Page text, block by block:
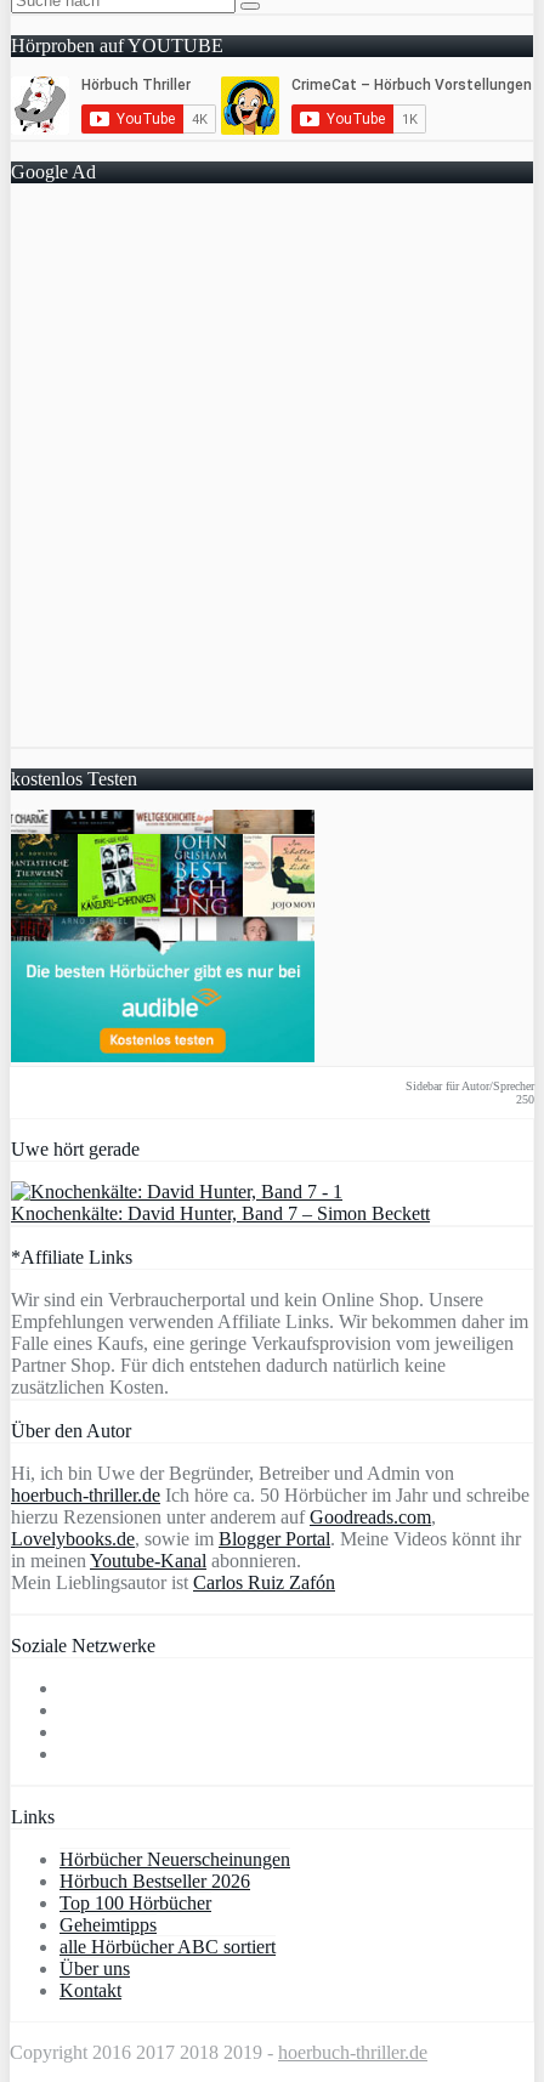
Hörproben auf YOUTUBE
Google Ad
kostenlos Testen
Sidebar für Autor/Sprecher
250
Uwe hört gerade
Knochenkälte: David Hunter, Band 7 – Simon Beckett
*Affiliate Links
Wir sind ein Verbraucherportal und kein Online Shop. Unsere
Empfehlungen verwenden Affiliate Links. Wir bekommen daher im
Falle eines Kaufs, eine geringe Verkaufsprovision vom jeweiligen
Partner Shop. Für dich entstehen dadurch natürlich keine
zusätzlichen Kosten.
Über den Autor
Hi, ich bin Uwe der Begründer, Betreiber und Admin von
hoerbuch-thriller.de Ich höre ca. 50 Hörbücher im Jahr und schreibe
hierzu Rezensionen unter anderem aufGoodreads.com,
Lovelybooks.de, sowie im Blogger Portal. Meine Videos könnt ihr
in meinen Youtube-Kanal abonnieren.
Mein Lieblingsautor ist Carlos Ruiz Zafón
Soziale Netzwerke
Links
Hörbücher Neuerscheinungen
Hörbuch Bestseller 2026
Top 100 Hörbücher
Geheimtipps
alle Hörbücher ABC sortiert
Über uns
Kontakt
Copyright 2016 2017 2018 2019 - hoerbuch-thriller.de